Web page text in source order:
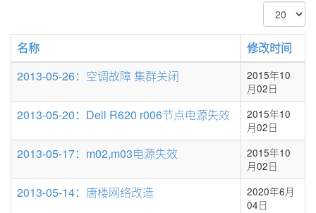
每
页
显
示
条
数
名称
修改时间
2013-05-26：空调故障 集群关闭
2015年10
月02日
2013-05-20：Dell R620 r006节点电源失效
2015年10
月02日
2013-05-17：m02,m03电源失效
2015年10
月02日
2013-05-14：唐楼网络改造
2020年6月
04日